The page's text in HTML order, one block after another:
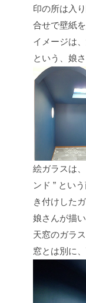
印の所は入
合せで壁紙
イメージは
という、娘
絵ガラスは
ンド ” とい
き付けした
娘さんが描
天窓のガラ
窓とは別に